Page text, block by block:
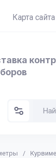
Карта сайта
/